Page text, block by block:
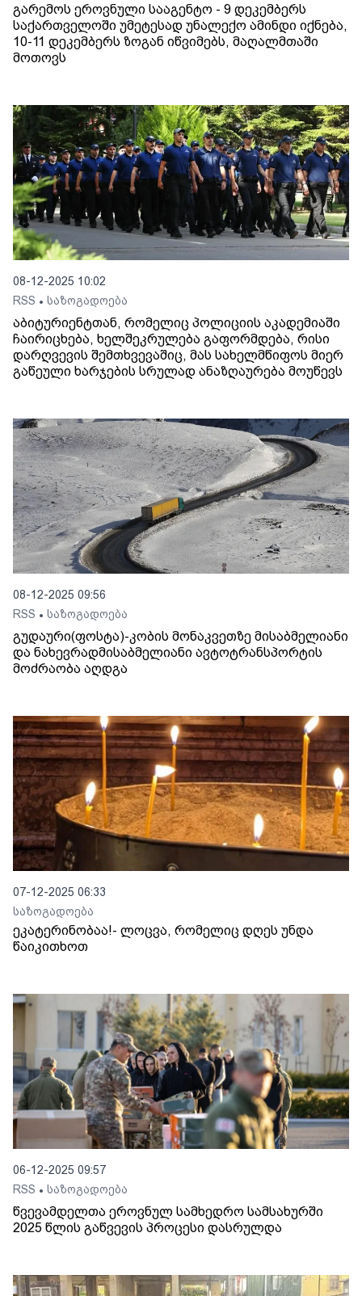
გარემოს ეროვნული სააგენტო - 9 დეკემბერს
საქართველოში უმეტესად უნალექო ამინდი იქნება,
10-11 დეკემბერს ზოგან იწვიმებს, მაღალმთაში
მოთოვს
08-12-2025 10:02
RSS • საზოგადოება
აბიტურიენტთან, რომელიც პოლიციის აკადემიაში
ჩაირიცხება, ხელშეკრულება გაფორმდება, რისი
დარღვევის შემთხვევაშიც, მას სახელმწიფოს მიერ
გაწეული ხარჯების სრულად ანაზღაურება მოუწევს
08-12-2025 09:56
RSS • საზოგადოება
გუდაური(ფოსტა)-კობის მონაკვეთზე მისაბმელიანი
და ნახევრადმისაბმელიანი ავტოტრანსპორტის
მოძრაობა აღდგა
07-12-2025 06:33
საზოგადოება
ეკატერინობაა!- ლოცვა, რომელიც დღეს უნდა
წაიკითხოთ
06-12-2025 09:57
RSS • საზოგადოება
წვევამდელთა ეროვნულ სამხედრო სამსახურში
2025 წლის გაწვევის პროცესი დასრულდა